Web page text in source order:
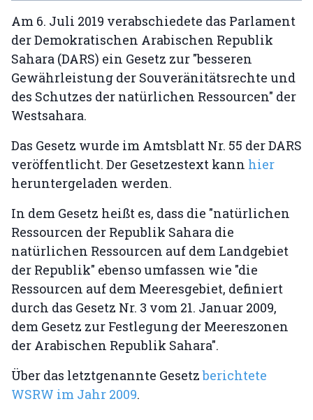
Am 6. Juli 2019 verabschiedete das Parlament
der Demokratischen Arabischen Republik
Sahara (DARS) ein Gesetz zur "besseren
Gewährleistung der Souveränitätsrechte und
des Schutzes der natürlichen Ressourcen" der
Westsahara.
Das Gesetz wurde im Amtsblatt Nr. 55 der DARS
veröffentlicht. Der Gesetzestext kann hier
heruntergeladen werden.
In dem Gesetz heißt es, dass die "natürlichen
Ressourcen der Republik Sahara die
natürlichen Ressourcen auf dem Landgebiet
der Republik" ebenso umfassen wie "die
Ressourcen auf dem Meeresgebiet, definiert
durch das Gesetz Nr. 3 vom 21. Januar 2009,
dem Gesetz zur Festlegung der Meereszonen
der Arabischen Republik Sahara".
Über das letztgenannte Gesetzberichtete
WSRW im Jahr 2009.